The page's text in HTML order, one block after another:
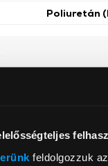
feldolgozzuk
Poliuretán